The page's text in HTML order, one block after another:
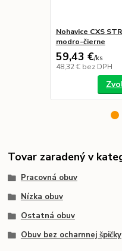
Nohavice CXS
modro-čierne
59,43 €/ks
48,32 € bez DPH
Tovar zaradený v
Pracovná obuv
Nízka obuv
Ostatná obuv
Obuv bez ocharnnej špičky